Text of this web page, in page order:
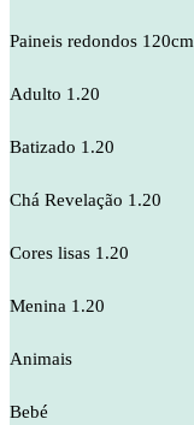
Paineis redondos 120cm
Adulto 1.20
Batizado 1.20
Chá Revelação 1.20
Cores lisas 1.20
Menina 1.20
Animais
Bebé